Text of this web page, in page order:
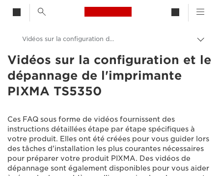
Canon Logo, back to
entre
les
Canon
Assistance produits clients
Vidéos sur la configuration de l'imprimante PIXMA TS5350
Vidéos sur la configuration et le
dépannage de l'imprimante
PIXMA TS5350
Ces FAQ sous forme de vidéos fournissent des
instructions détaillées étape par étape spécifiques à
votre produit. Elles ont été créées pour vous guider lors
des tâches d'installation les plus courantes nécessaires
pour préparer votre produit PIXMA. Des vidéos de
dépannage sont également disponibles pour vous aider